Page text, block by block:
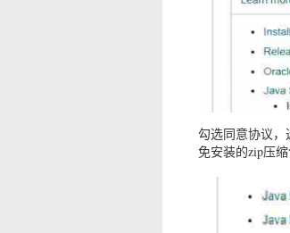
勾选同意协议，
免安装的zip压